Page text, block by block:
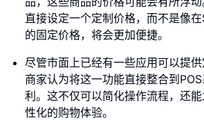
直接设定一个定制价格，而不是像
的固定价格，将会更加便捷。
尽管市面上已经有一些应用可以提
商家认为将这一功能直接整合到
利。这不仅可以简化操作流程，还
性化的购物体验。